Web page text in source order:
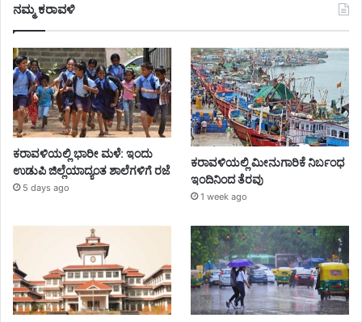
ನಮ್ಮ ಕರಾವಳಿ
ಕರಾವಳಿಯಲ್ಲಿ ಭಾರೀ ಮಳೆ: ಇಂದು
ಉಡುಪಿ ಜಿಲ್ಲೆಯಾದ್ಯಂತ ಶಾಲೆಗಳಿಗೆ ರಜೆ
5 days ago
ಕರಾವಳಿಯಲ್ಲಿ ಮೀನುಗಾರಿಕೆ ನಿರ್ಬಂಧ
ಇಂದಿನಿಂದ ತೆರವು
1 week ago